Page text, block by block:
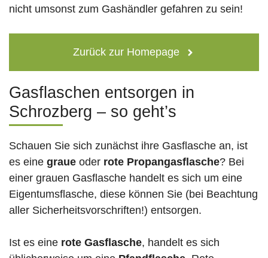
nicht umsonst zum Gashändler gefahren zu sein!
Zurück zur Homepage
Gasflaschen entsorgen in
Schrozberg – so geht’s
Schauen Sie sich zunächst ihre Gasflasche an, ist
es eine graue oder rote Propangasflasche? Bei
einer grauen Gasflasche handelt es sich um eine
Eigentumsflasche, diese können Sie (bei Beachtung
aller Sicherheitsvorschriften!) entsorgen.
Ist es eine rote Gasflasche, handelt es sich